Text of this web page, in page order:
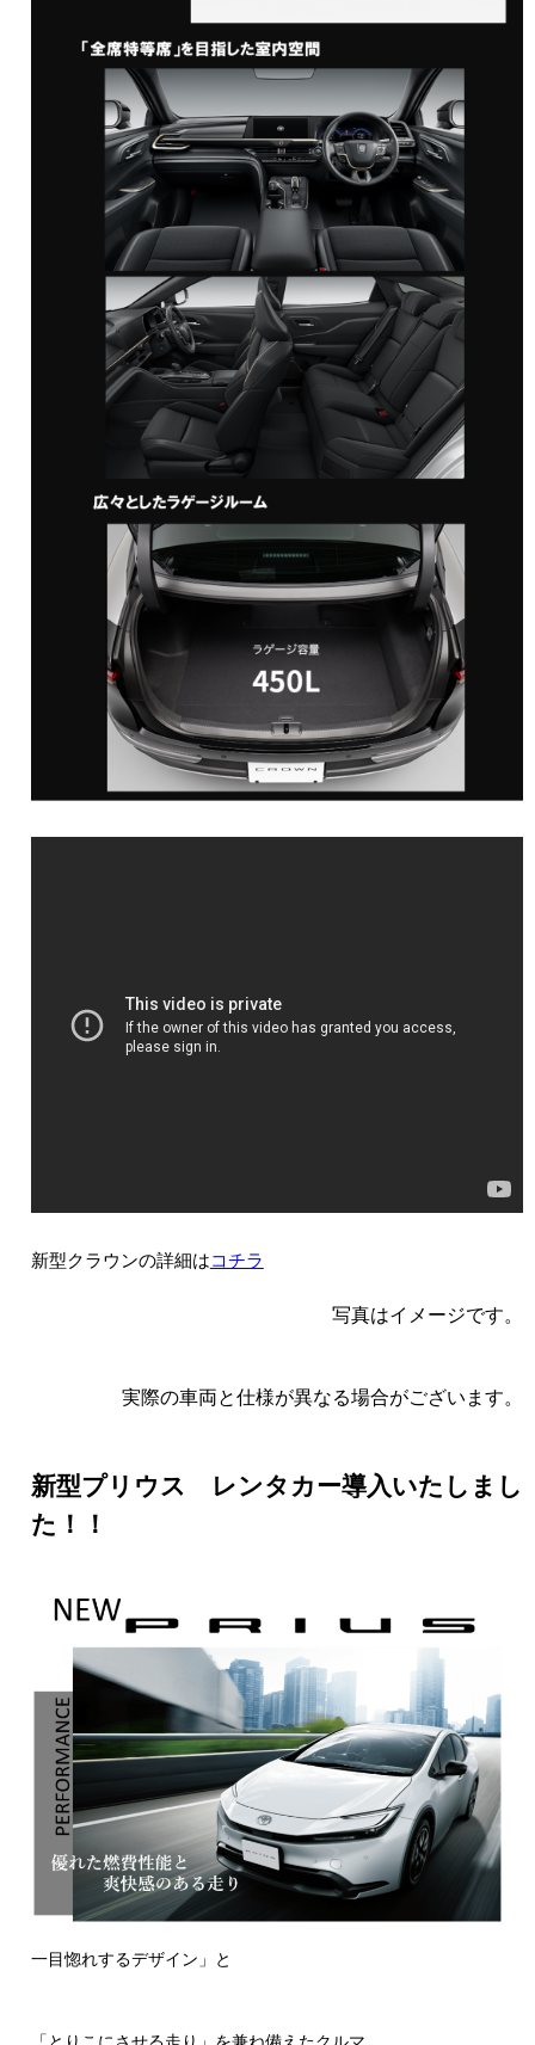
新型クラウンの詳細はコチラ
写真はイメージです。
実際の車両と仕様が異なる場合がございます。
新型プリウス レンタカー導入いたしまし
た！！
一目惚れするデザイン」と